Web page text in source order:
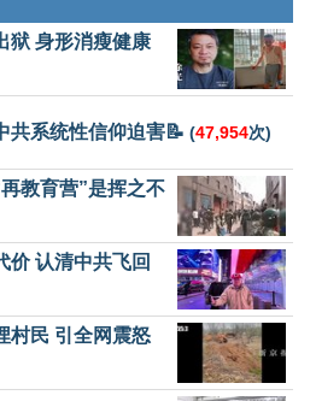
狱 身形消瘦健康
共系统性信仰迫害📝 (47,954次)
教育营”是挥之不
价 认清中共飞回
村民 引全网震怒